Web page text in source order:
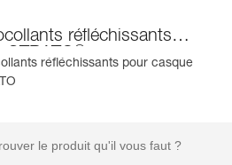
réfléchissants
STRATOréfléchissants pour casque
le produit qu'il vous faut ?